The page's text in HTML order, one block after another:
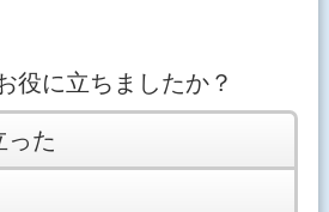
役に立ちましたか？
った